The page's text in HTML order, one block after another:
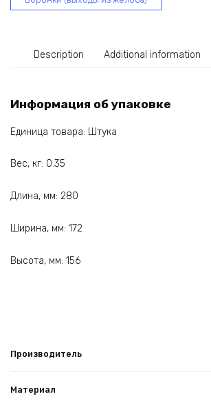
Description Additional information
Информация об упаковке
Единица товара: Штука
Вес, кг: 0.35
Длина, мм: 280
Ширина, мм: 172
Высота, мм: 156
Производитель
Материал